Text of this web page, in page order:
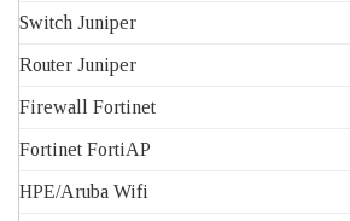
Switch Juniper
Router Juniper
Firewall Fortinet
Fortinet FortiAP
HPE/Aruba Wifi